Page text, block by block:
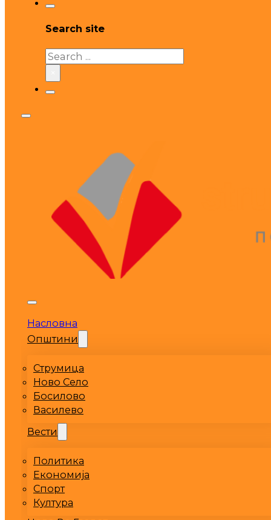
Search site
Search
Насловна
Општини
Струмица
Ново Село
Босилово
Василево
Вести
Политика
Економија
Спорт
Култура